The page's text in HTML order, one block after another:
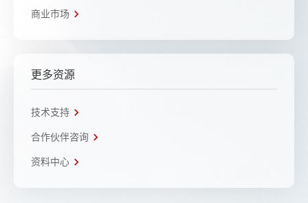
商业市场
更多资源
技术支持
合作伙伴咨询
资料中心